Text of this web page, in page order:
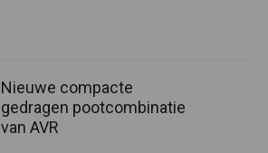
Nieuwe compacte
gedragen pootcombinatie
van AVR